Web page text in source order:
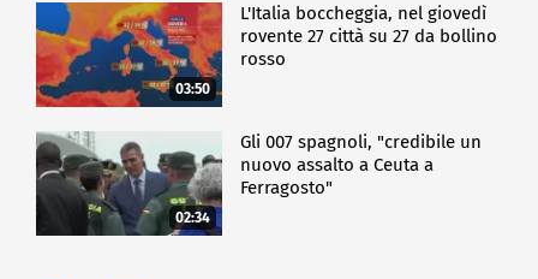
03:50
L'Italia boccheggia, nel giovedì
rovente 27 città su 27 da bollino
rosso
02:34
Gli 007 spagnoli, "credibile un
nuovo assalto a Ceuta a
Ferragosto"